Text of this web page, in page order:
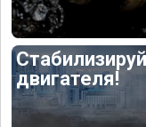
двигателя!